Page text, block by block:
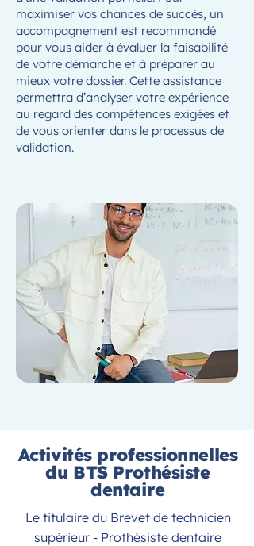
maximiser vos chances de succès, un
accompagnement est recommandé
pour vous aider à évaluer la faisabilité
de votre démarche et à préparer au
mieux votre dossier. Cette assistance
permettra d’analyser votre expérience
au regard des compétences exigées et
de vous orienter dans le processus de
validation.
Activités professionnelles
du BTS Prothésiste
dentaire
Le titulaire du Brevet de technicien
supérieur - Prothésiste dentaire